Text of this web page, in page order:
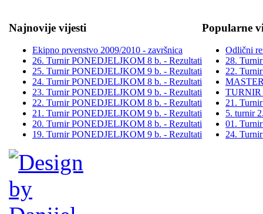
Najnovije vijesti
Ekipno prvenstvo 2009/2010 - završnica
26. Turnir PONEDJELJKOM 8 b. - Rezultati
25. Turnir PONEDJELJKOM 9 b. - Rezultati
24. Turnir PONEDJELJKOM 8 b. - Rezultati
23. Turnir PONEDJELJKOM 9 b. - Rezultati
22. Turnir PONEDJELJKOM 8 b. - Rezultati
21. Turnir PONEDJELJKOM 9 b. - Rezultati
20. Turnir PONEDJELJKOM 8 b. - Rezultati
19. Turnir PONEDJELJKOM 9 b. - Rezultati
Popularne
Odlični
28.
22.
TURNIR
21.
5. turnir
01.
24.